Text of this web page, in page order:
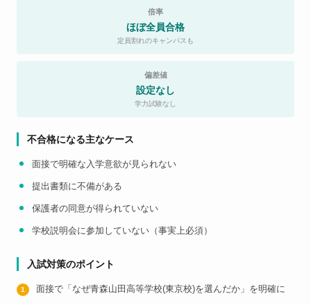
倍率
ほぼ全員合格
定員割れのキャンパスも
偏差値
設定なし
学力試験なし
不合格になる主なケース
面接で明確な入学意欲が見られない
提出書類に不備がある
保護者の同意が得られていない
学校説明会に参加していない（事実上必須）
入試対策のポイント
面接で「なぜ青森山田高等学校(東京校)を選んだか」を明確に